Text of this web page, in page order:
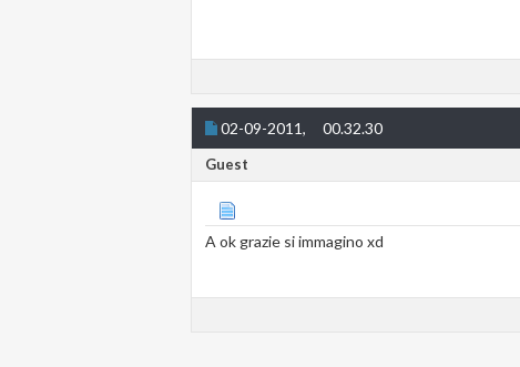
02-09-2011, 00.32.30
Guest
A ok grazie si immagino xd